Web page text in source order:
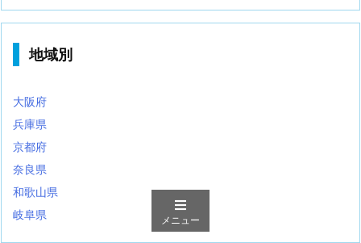
地域別
大阪府
兵庫県
京都府
奈良県
和歌山県
岐阜県
メニュー